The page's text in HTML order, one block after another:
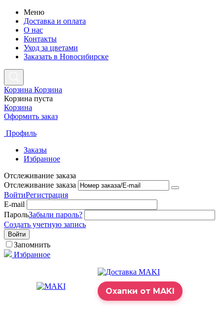
Меню
Доставка и оплата
О нас
Контакты
Уход за цветами
Заказать в Новосибирске
Корзина Корзина
Корзина пуста
Корзина
Оформить заказ
Профиль
Заказы
Избранное
Отслеживание заказа
Отслеживание заказа
ВойтиРегистрация
E-mail
ПарольЗабыли пароль?
Создать учетную запись
Войти
Запомнить
Избранное
Охапки от MAKI